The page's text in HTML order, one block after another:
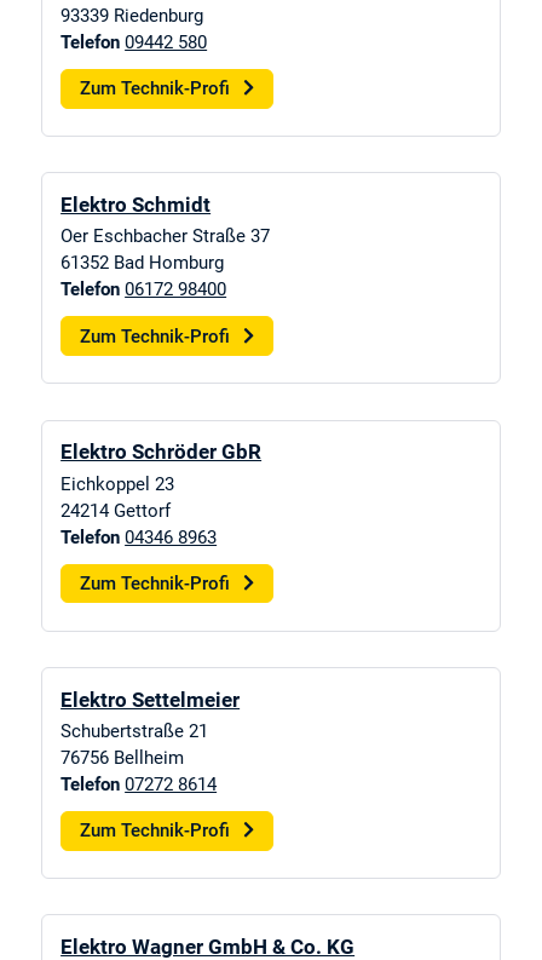
93339 Riedenburg
Telefon 09442 580
Zum Technik-Profi
Elektro Schmidt
Oer Eschbacher Straße 37
61352 Bad Homburg
Telefon 06172 98400
Zum Technik-Profi
Elektro Schröder GbR
Eichkoppel 23
24214 Gettorf
Telefon 04346 8963
Zum Technik-Profi
Elektro Settelmeier
Schubertstraße 21
76756 Bellheim
Telefon 07272 8614
Zum Technik-Profi
Elektro Wagner GmbH & Co. KG